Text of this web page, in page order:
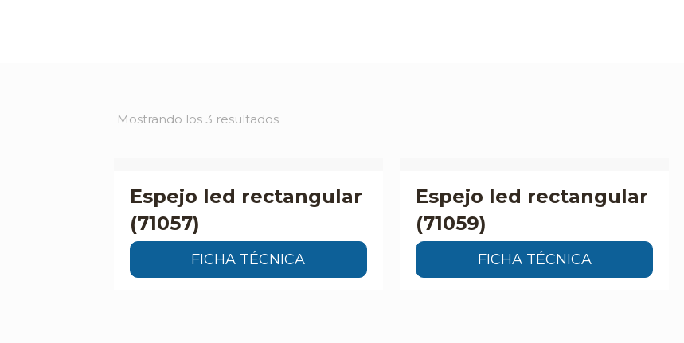
Mostrando los 3 resultados
Espejo led rectangular
(71057)
FICHA TÉCNICA
Espejo led rectangular
(71059)
FICHA TÉCNICA